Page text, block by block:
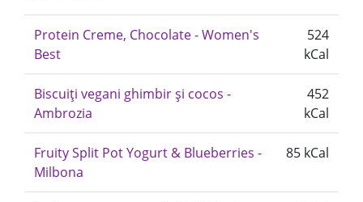
Protein Creme, Chocolate - Women's
Best
524
kCal
Biscuiți vegani ghimbir și cocos -
Ambrozia
452
kCal
Fruity Split Pot Yogurt & Blueberries -
Milbona
85 kCal